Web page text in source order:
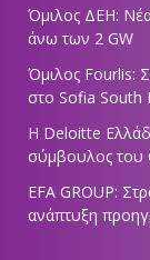
Όμιλος ΔΕΗ:
άνω των 2 GW
Όμιλος Fourlis:
στο Sofia South
Η Deloitte
σύμβουλος του
EFA GROUP:
ανάπτυξη